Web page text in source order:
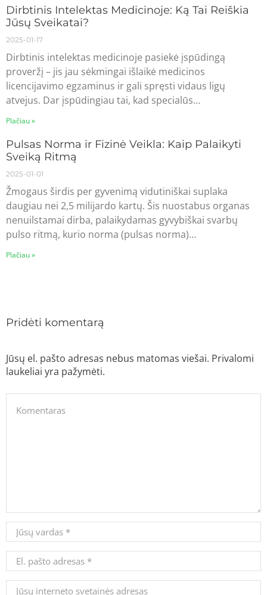
Dirbtinis Intelektas Medicinoje: Ką Tai Reiškia
Jūsų Sveikatai?
2025-01-17
Dirbtinis intelektas medicinoje pasiekė įspūdingą
proveržį – jis jau sėkmingai išlaikė medicinos
licencijavimo egzaminus ir gali spręsti vidaus ligų
atvejus. Dar įspūdingiau tai, kad specialūs…
Plačiau »
Pulsas Norma ir Fizinė Veikla: Kaip Palaikyti
Sveiką Ritmą
2025-01-01
Žmogaus širdis per gyvenimą vidutiniškai suplaka
daugiau nei 2,5 milijardo kartų. Šis nuostabus organas
nenuilstamai dirba, palaikydamas gyvybiškai svarbų
pulso ritmą, kurio norma (pulsas norma)…
Plačiau »
Pridėti komentarą
Jūsų el. pašto adresas nebus matomas viešai. Privalomi
laukeliai yra pažymėti.